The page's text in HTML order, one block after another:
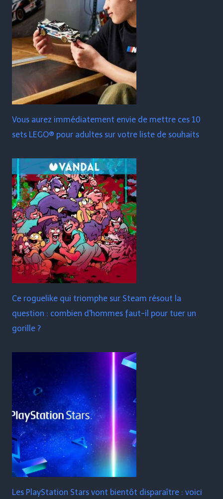
Vous aurez immédiatement envie de mettre ces 10
sets LEGO® pour adultes sur votre liste de souhaits
Ce roguelike qui triomphe sur Steam résout la
question : combien d'hommes faut-il pour tuer un
gorille ?
Les PlayStation Stars vont bientôt disparaître : voici